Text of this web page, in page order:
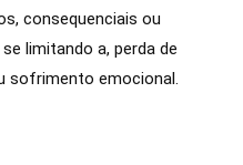
consequenciais ou
limitando a, perda de
sofrimento emocional.